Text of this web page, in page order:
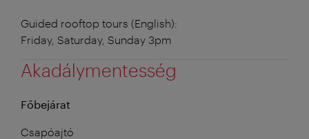
Guided rooftop tours (English):
Friday, Saturday, Sunday 3pm
Akadálymentesség
Főbejárat
Csapóajtó